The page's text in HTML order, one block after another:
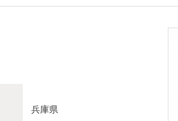
兵庫県